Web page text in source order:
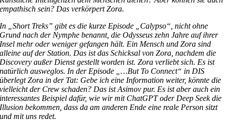
empathisch sein? Das verkörpert Zora.
In „Short Treks” gibt es die kurze Episode „Calypso“, nicht ohne
Grund nach der Nymphe benannt, die Odysseus zehn Jahre auf ihrer
Insel mehr oder weniger gefangen hält. Ein Mensch und Zora sind
alleine auf der Station. Das ist das Schicksal von Zora, nachdem die
Discovery außer Dienst gestellt worden ist. Zora verliebt sich. Es ist
natürlich ausweglos. In der Episode „…But To Connect“ in DIS
überlegt Zora in der Tat: Gebe ich eine Information weiter, könnte die
vielleicht der Crew schaden? Das ist Asimov pur. Es ist aber auch ein
interessantes Beispiel dafür, wie wir mit ChatGPT oder Deep Seek die
Illusion bekommen, dass da am anderen Ende eine reale Person sitzt
und mit uns redet.